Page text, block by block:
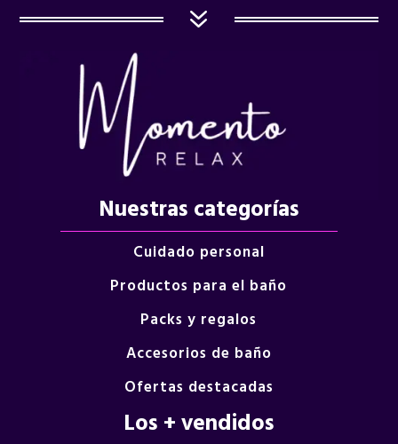
7
Nuestras categorías
Cuidado personal
Productos para el baño
Packs y regalos
Accesorios de baño
Ofertas destacadas
Los + vendidos